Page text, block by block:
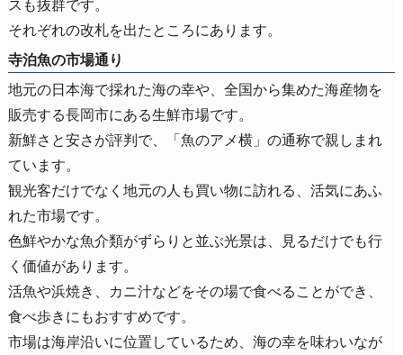
それぞれの改札を出たところにあります。
寺泊魚の市場通り
地元の日本海で採れた海の幸や、全国から集めた海産物を
販売する長岡市にある生鮮市場です。
新鮮さと安さが評判で、「魚のアメ横」の通称で親しまれ
ています。
観光客だけでなく地元の人も買い物に訪れる、活気にあふ
れた市場です。
色鮮やかな魚介類がずらりと並ぶ光景は、見るだけでも行
く価値があります。
活魚や浜焼き、カニ汁などをその場で食べることができ、
食べ歩きにもおすすめです。
市場は海岸沿いに位置しているため、海の幸を味わいなが